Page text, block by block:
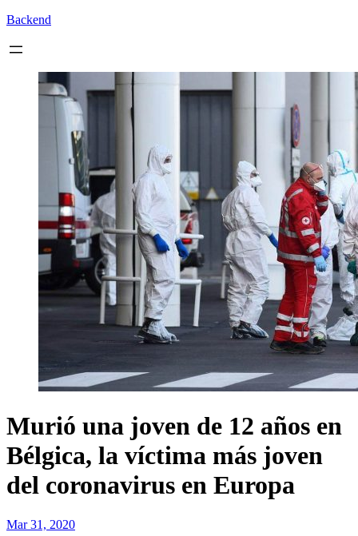
Backend
Murió una joven de 12 años en
Bélgica, la víctima más joven
del coronavirus en Europa
Mar 31, 2020